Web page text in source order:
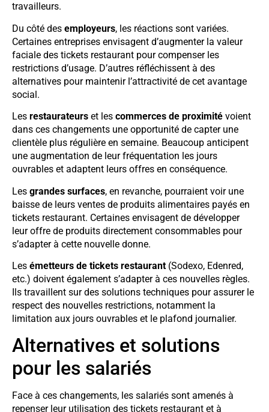
travailleurs.
Du côté des employeurs, les réactions sont variées.
Certaines entreprises envisagent d’augmenter la valeur
faciale des tickets restaurant pour compenser les
restrictions d’usage. D’autres réfléchissent à des
alternatives pour maintenir l’attractivité de cet avantage
social.
Les restaurateurs et les commerces de proximité voient
dans ces changements une opportunité de capter une
clientèle plus régulière en semaine. Beaucoup anticipent
une augmentation de leur fréquentation les jours
ouvrables et adaptent leurs offres en conséquence.
Les grandes surfaces, en revanche, pourraient voir une
baisse de leurs ventes de produits alimentaires payés en
tickets restaurant. Certaines envisagent de développer
leur offre de produits directement consommables pour
s’adapter à cette nouvelle donne.
Les émetteurs de tickets restaurant (Sodexo, Edenred,
etc.) doivent également s’adapter à ces nouvelles règles.
Ils travaillent sur des solutions techniques pour assurer le
respect des nouvelles restrictions, notamment la
limitation aux jours ouvrables et le plafond journalier.
Alternatives et solutions
pour les salariés
Face à ces changements, les salariés sont amenés à
repenser leur utilisation des tickets restaurant et à